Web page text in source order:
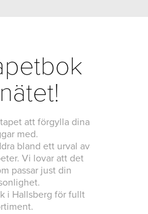
att förgylla dina
med.
bland ett urval av
Vi lovar att det
passar just din
i Hallsberg för fullt